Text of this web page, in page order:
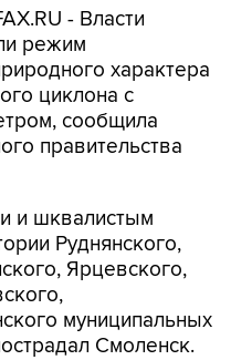
- Власти
режим
характера
циклона с
сообщила
правительства
и шквалистым
Руднянского,
Ярцевского,
муниципальных
Смоленск.